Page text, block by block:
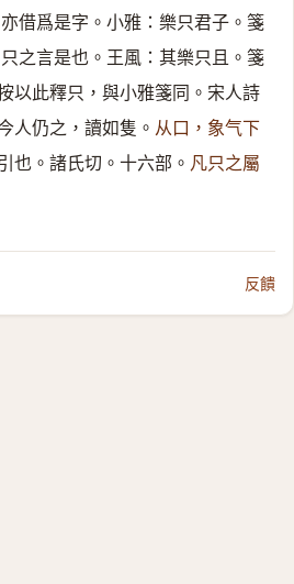
借爲是字。小雅：樂只君子。箋
之言是也。王風：其樂只且。箋
以此釋只，與小雅箋同。宋人詩
人仍之，讀如隻。 从口，象气下
也。諸氏切。十六部。 凡只之屬
反饋